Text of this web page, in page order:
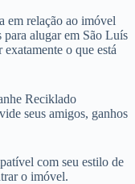
em relação ao imóvel
para alugar em São Luís
o que está
Reciklado
seus amigos, ganhos
com seu estilo de
o imóvel.